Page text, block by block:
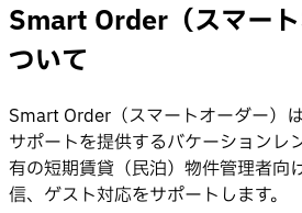
Smart Order（スマー
ついて
Smart Order（スマートオーダー）
サポートを提供するバケーションレ
有の短期賃貸（民泊）物件管理者向
信、ゲスト対応をサポートします。